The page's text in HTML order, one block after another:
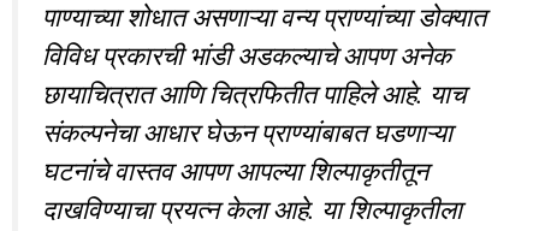
पाण्याच्या शोधात असणाऱ्या वन्य प्राण्यांच्या डोक्यात
विविध प्रकारची भांडी अडकल्याचे आपण अनेक
छायाचित्रात आणि चित्रफितीत पाहिले आहे. याच
संकल्पनेचा आधार घेऊन प्राण्यांबाबत घडणाऱ्या
घटनांचे वास्तव आपण आपल्या शिल्पाकृतीतून
दाखविण्याचा प्रयत्न केला आहे. या शिल्पाकृतीला